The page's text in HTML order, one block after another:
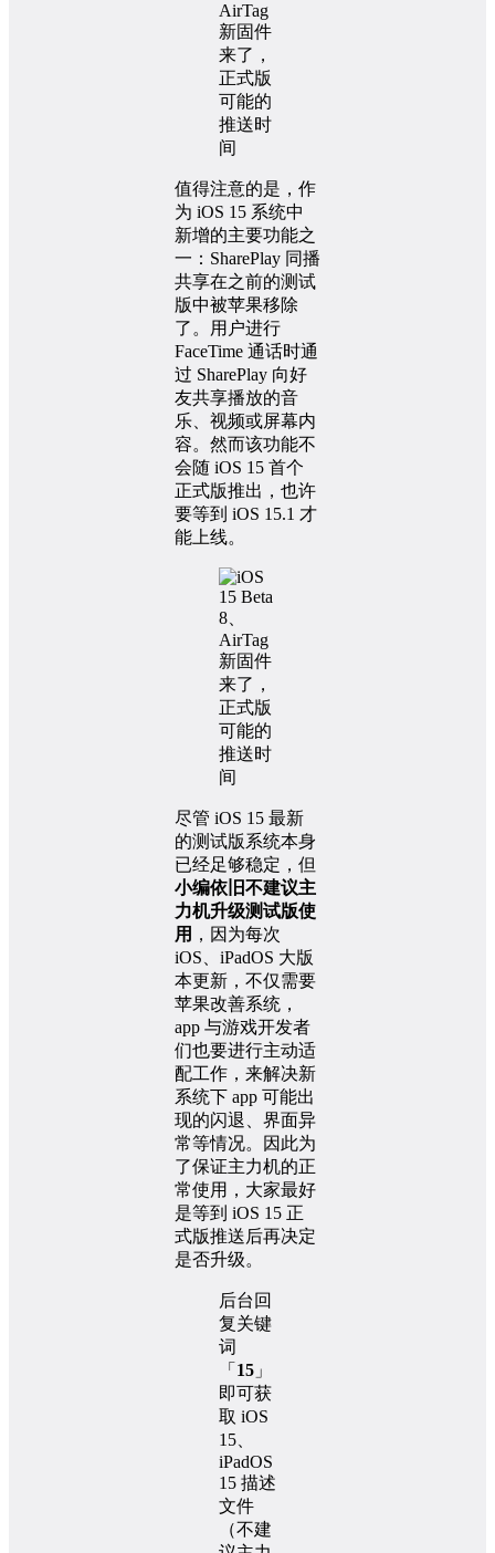
值得注意的是，作
为 iOS 15 系统中
新增的主要功能之
一：SharePlay 同播
共享在之前的测试
版中被苹果移除
了。用户进行
FaceTime 通话时通
过 SharePlay 向好
友共享播放的音
乐、视频或屏幕内
容。然而该功能不
会随 iOS 15 首个
正式版推出，也许
要等到 iOS 15.1 才
能上线。
尽管 iOS 15 最新
的测试版系统本身
已经足够稳定，但
小编依旧不建议主
力机升级测试版使
用 ，因为每次
iOS、iPadOS 大版
本更新，不仅需要
苹果改善系统，
app 与游戏开发者
们也要进行主动适
配工作，来解决新
系统下 app 可能出
现的闪退、界面异
常等情况。因此为
了保证主力机的正
常使用，大家最好
是等到 iOS 15 正
式版推送后再决定
是否升级。
后台回
复关键
词
「 15 」
即可获
取 iOS
15、
iPadOS
15 描述
文件
（不建